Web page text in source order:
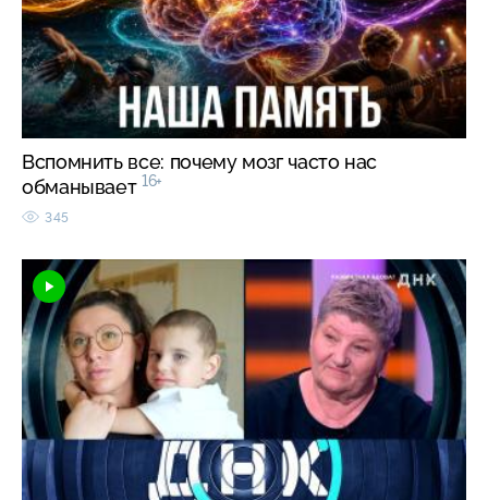
Вспомнить все: почему мозг часто нас
обманывает 16+
345